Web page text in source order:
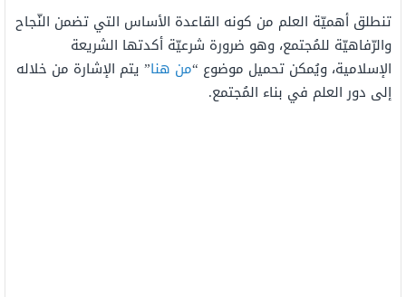
تنطلق أهميّة العلم من كونه القاعدة الأساس التي تضمن النّجاح
والرّفاهيّة للمُجتمع، وهو ضرورة شرعيّة أكدتها الشريعة
الإسلامية، ويُمكن تحميل موضوع “من هنا” يتم الإشارة من خلاله
إلى دور العلم في بناء المُجتمع.